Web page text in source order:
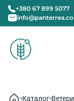
+380 67 899 5077
Каталог